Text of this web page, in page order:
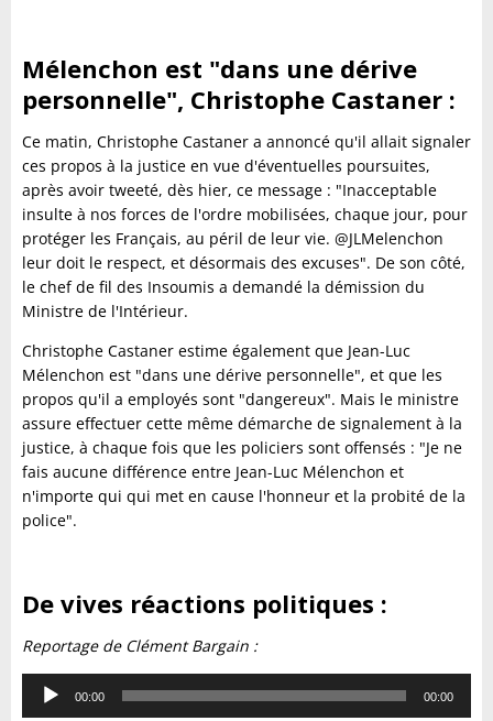
Mélenchon est "dans une dérive
personnelle", Christophe Castaner :
Ce matin, Christophe Castaner a annoncé qu'il allait signaler
ces propos à la justice en vue d'éventuelles poursuites,
après avoir tweeté, dès hier, ce message : "Inacceptable
insulte à nos forces de l'ordre mobilisées, chaque jour, pour
protéger les Français, au péril de leur vie. @JLMelenchon
leur doit le respect, et désormais des excuses". De son côté,
le chef de fil des Insoumis a demandé la démission du
Ministre de l'Intérieur.
Christophe Castaner estime également que Jean-Luc
Mélenchon est "dans une dérive personnelle", et que les
propos qu'il a employés sont "dangereux". Mais le ministre
assure effectuer cette même démarche de signalement à la
justice, à chaque fois que les policiers sont offensés : "Je ne
fais aucune différence entre Jean-Luc Mélenchon et
n'importe qui qui met en cause l'honneur et la probité de la
police".
De vives réactions politiques :
Reportage de Clément Bargain :
Lecteur
audio
00:00 00:00